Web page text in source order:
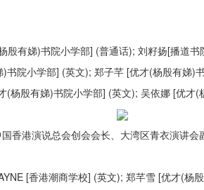
有娣)书院小学部] (普通话); 刘籽扬[播道书
院小学部] (英文); 郑子芊 [优才(杨殷有娣)
杨殷有娣)书院小学部] (英文); 吴依娜 [优才(
香港演说总会创会会长、大湾区青衣演讲会
[香港潮商学校] (英文); 郑芊雪 [优才(